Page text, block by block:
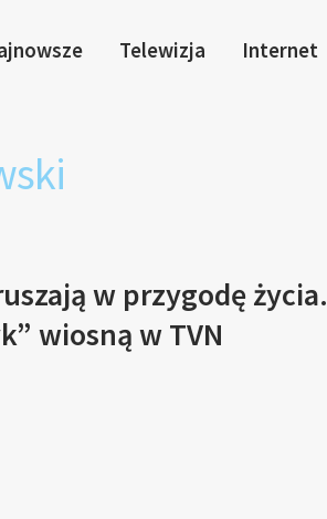
Telewizja Internet
w przygodę życia.
wiosną w TVN